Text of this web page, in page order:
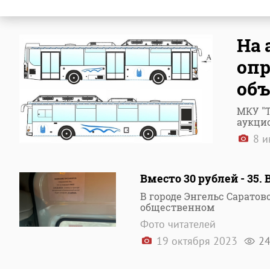
На
МКУ
8
Вместо 30 рублей - 35.
В городе Энгельс
общественном
Фото читателей
19 октября 2023